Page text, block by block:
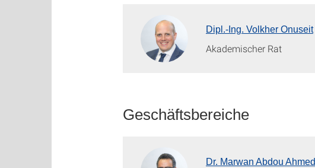
Dipl.-Ing. Volkher Onuseit
Akademischer Rat
Geschäftsbereiche
Dr. Marwan Abdou Ahmed